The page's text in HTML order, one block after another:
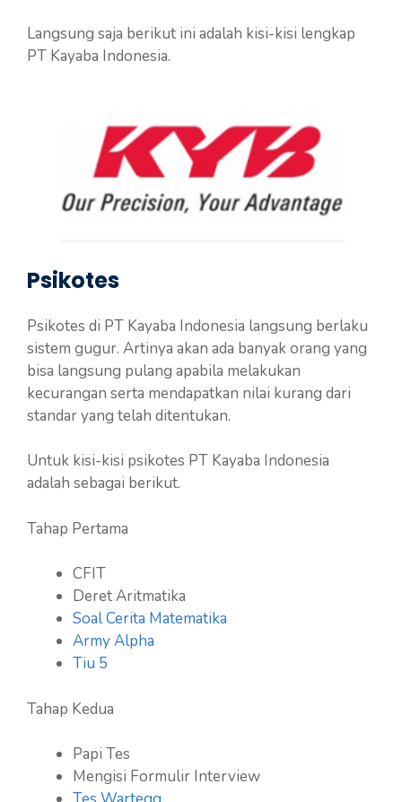
Langsung saja berikut ini adalah kisi-kisi lengkap
PT Kayaba Indonesia.
Psikotes
Psikotes di PT Kayaba Indonesia langsung berlaku
sistem gugur. Artinya akan ada banyak orang yang
bisa langsung pulang apabila melakukan
kecurangan serta mendapatkan nilai kurang dari
standar yang telah ditentukan.
Untuk kisi-kisi psikotes PT Kayaba Indonesia
adalah sebagai berikut.
Tahap Pertama
CFIT
Deret Aritmatika
Soal Cerita Matematika
Army Alpha
Tiu 5
Tahap Kedua
Papi Tes
Mengisi Formulir Interview